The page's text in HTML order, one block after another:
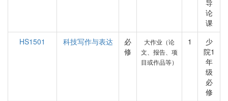
导
论
课
HS1501
科技写作与表达
必
修
大作业（论
文、报告、项
目或作品等）
1
少
院1
年
级
必
修